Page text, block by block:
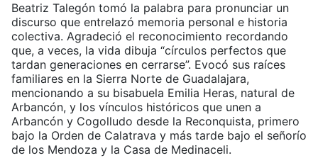
Beatriz Talegón tomó la palabra para pronunciar un
discurso que entrelazó memoria personal e historia
colectiva. Agradeció el reconocimiento recordando
que, a veces, la vida dibuja “círculos perfectos que
tardan generaciones en cerrarse”. Evocó sus raíces
familiares en la Sierra Norte de Guadalajara,
mencionando a su bisabuela Emilia Heras, natural de
Arbancón, y los vínculos históricos que unen a
Arbancón y Cogolludo desde la Reconquista, primero
bajo la Orden de Calatrava y más tarde bajo el señorío
de los Mendoza y la Casa de Medinaceli.